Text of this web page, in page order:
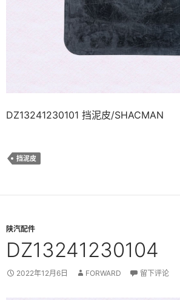
DZ13241230101 挡泥皮/SHACMAN
挡泥皮
陕汽配件
DZ13241230104
2022年12月6日 FORWARD 留下评论